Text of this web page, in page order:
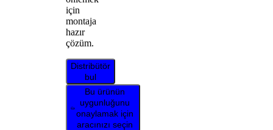
için
montaja
hazır
çözüm.
Distribütör
bul
Bu ürünün
uygunluğunu
onaylamak için
aracınızı seçin